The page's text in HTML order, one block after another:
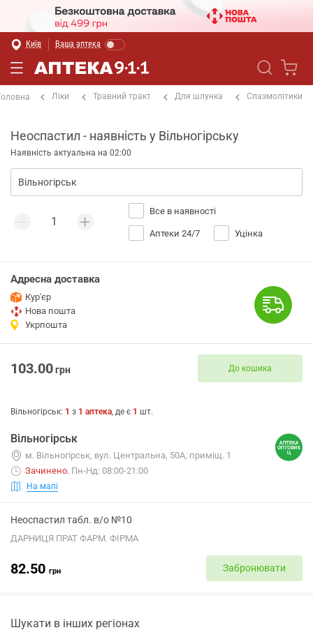
Київ Ваша аптека
Ліки Травний тракт Для шлунка Спазмолітики
Неоспастил - наявність у Вільногірську
Наявність актуальна на 02:00
Все в наявності
Аптеки 24/7 Уцінка
Адресна доставка
Кур'єр
Нова пошта
Укрпошта
103.00грн До кошика
Вільногірськ: 1 з 1 аптека, де є 1 шт.
Вільногірськ
м. Вільногірськ, вул. Центральна, 50А, приміщ. 1
Зачинено. Пн-Нд: 08:00-21:00
На мапі
Неоспастил табл. в/о №10
ДАРНИЦЯ ПРАТ ФАРМ. ФІРМА
82.50 грн Забронювати
Шукати в інших регіонах